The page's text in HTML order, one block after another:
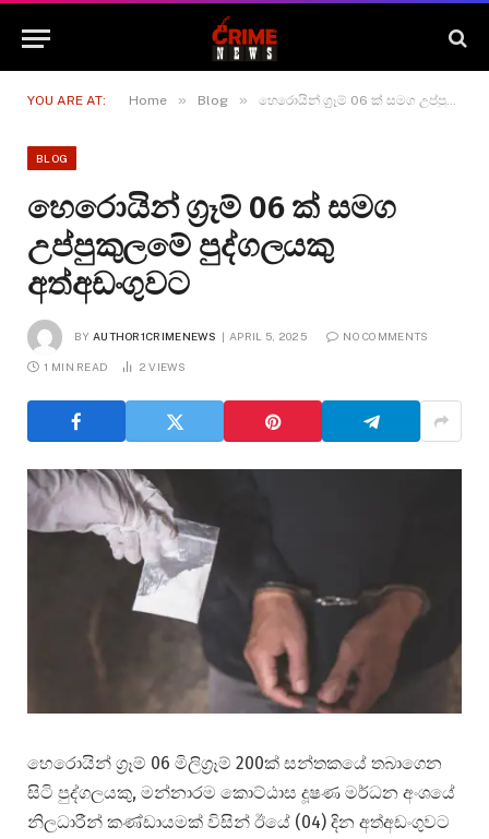
YOU ARE AT: Home » Blog » හෙරොයින් ග්‍රෑම් 06 ක් සමග උප්පුකුලමේ පුද්ගලයකු අත්අඩංගුවට
BLOG
හෙරොයින් ග්‍රෑම් 06 ක් සමග
උප්පුකුලමේ පුද්ගලයකු
අත්අඩංගුවට
BY AUTHOR1CRIMENEWS APRIL 5, 2025 NO COMMENTS
1 MIN READ 2VIEWS
හෙරොයින් ග්‍රෑම් 06 මිලිග්‍රෑම් 200ක් සන්තකයේ තබාගෙන
සිටි පුද්ගලයකු, මන්නාරම කොට්ඨාස දූෂණ මර්ධන අංශයේ
නිලධාරීන් කණ්ඩායමක් විසින් ඊයේ (04) දින අත්අඩංගුවට